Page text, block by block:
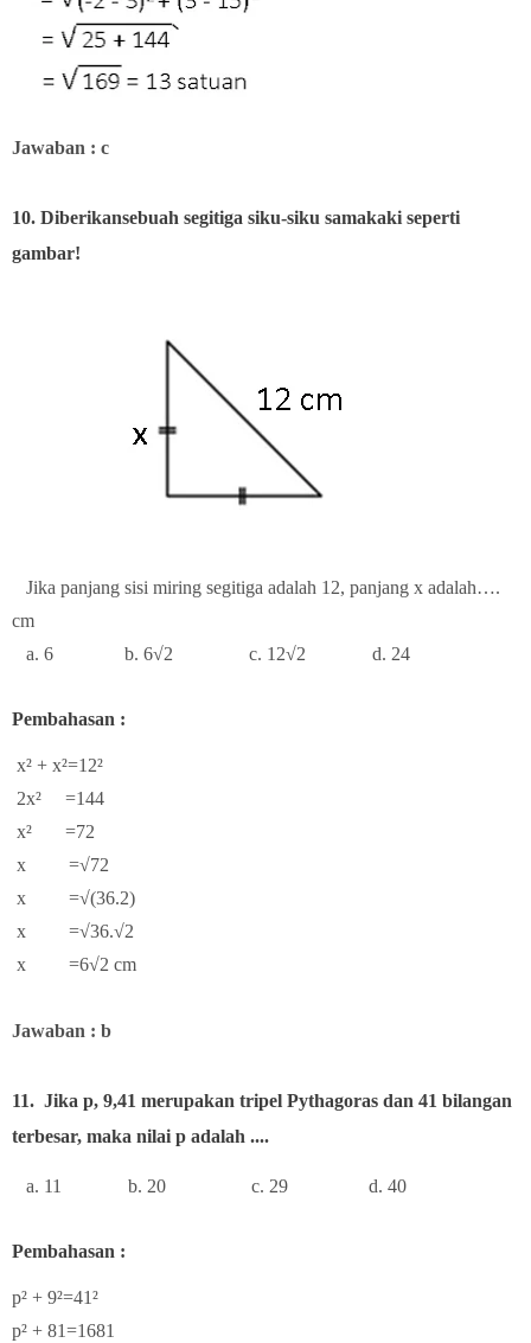
Jawaban : c
10. Diberikansebuah segitiga siku-siku samakaki seperti
gambar!
Jika panjang sisi miring segitiga adalah 12, panjang x adalah….
cm
a. 6 b. 6√2 c. 12√2 d. 24
Pembahasan :
x² + x²=12²
2x² =144
x² =72
x =√72
x =√(36.2)
x =√36.√2
x =6√2 cm
Jawaban : b
11. Jika p, 9,41 merupakan tripel Pythagoras dan 41 bilangan
terbesar, maka nilai p adalah ....
a. 11 b. 20 c. 29 d. 40
Pembahasan :
p² + 9²=41²
p² + 81=1681